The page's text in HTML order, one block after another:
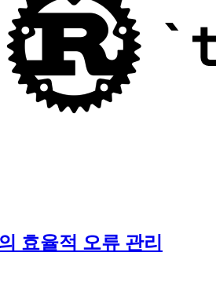
효율적 오류 관리